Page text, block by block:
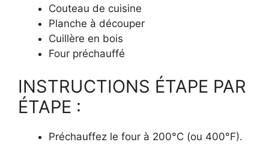
Couteau de cuisine
Planche à découper
Cuillère en bois
Four préchauffé
INSTRUCTIONS ÉTAPE PAR
ÉTAPE :
Préchauffez le four à 200°C (ou 400°F).